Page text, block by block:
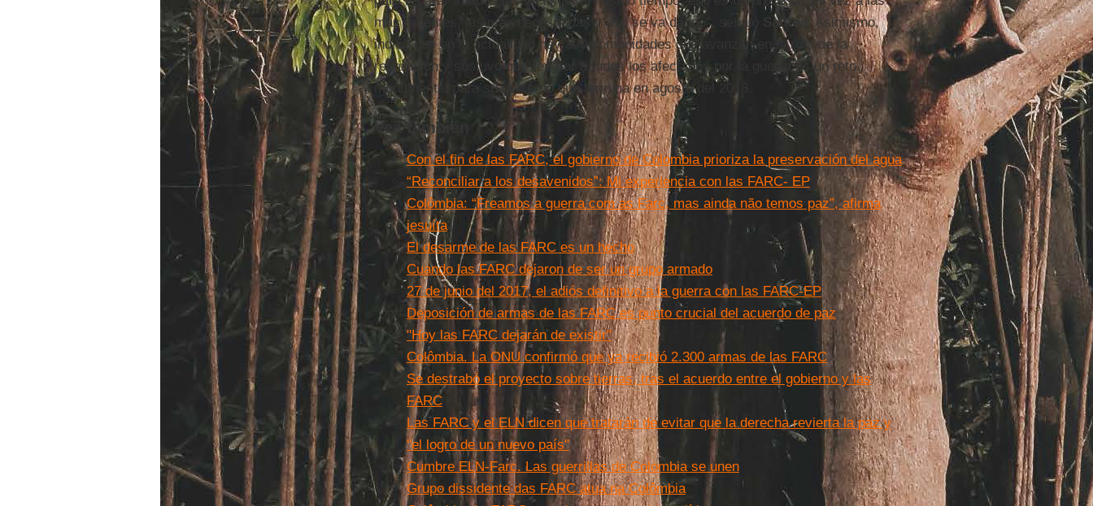
más urgentes, las más necesitadas y eso se va dando”, señaló
Santos
. Asimismo,
indicó que en la actualidad hay 300 comunidades que avanzan en la ruta de la
reparación y sostuvo que reparar a todos los afectados por la guerra es un reto
monumental para su gobierno que termina en agosto del 2018.
Vea también
Con el fin de las FARC, el gobierno de Colombia prioriza la preservación del agua
“Reconciliar a los desavenidos”: Mi experiencia con las FARC- EP
Colômbia: “Freamos a guerra com as Farc, mas ainda não temos paz”, afirma
jesuíta
El desarme de las FARC es un hecho
Cuando las FARC dejaron de ser un grupo armado
27 de junio del 2017, el adiós definitivo a la guerra con las FARC-EP
Deposición de armas de las FARC es punto crucial del acuerdo de paz
"Hoy las FARC dejarán de existir"
Colômbia. La ONU confirmó que ya recibió 2.300 armas de las FARC
Se destrabó el proyecto sobre tierras, tras el acuerdo entre el gobierno y las
FARC
Las FARC y el ELN dicen que tratarán de evitar que la derecha revierta la paz y
"el logro de un nuevo país"
Cumbre ELN-Farc. Las guerrillas de Colombia se unen
Grupo dissidente das FARC atua na Colômbia